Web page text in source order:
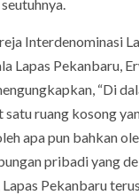
Interdenominasi
Lapas Pekanbaru,
“Di
satu ruang kosong
apa pun bahkan
pribadi yang
Lapas Pekanbaru